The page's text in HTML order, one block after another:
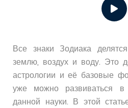
Все знаки Зодиака
землю, воздух и воду. Это
астрологии и её базовые
уже можно развиваться
данной науки. В этой